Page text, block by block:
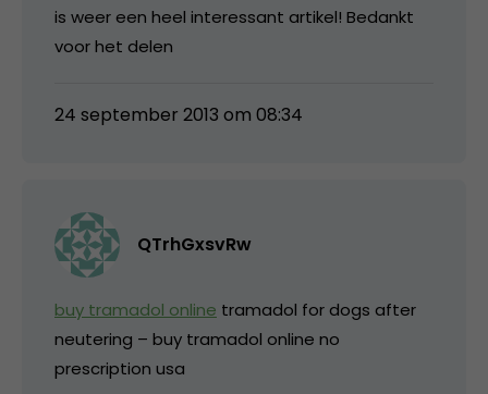
is weer een heel interessant artikel! Bedankt
voor het delen
24 september 2013 om 08:34
QTrhGxsvRw
buy tramadol online tramadol for dogs after
neutering – buy tramadol online no
prescription usa